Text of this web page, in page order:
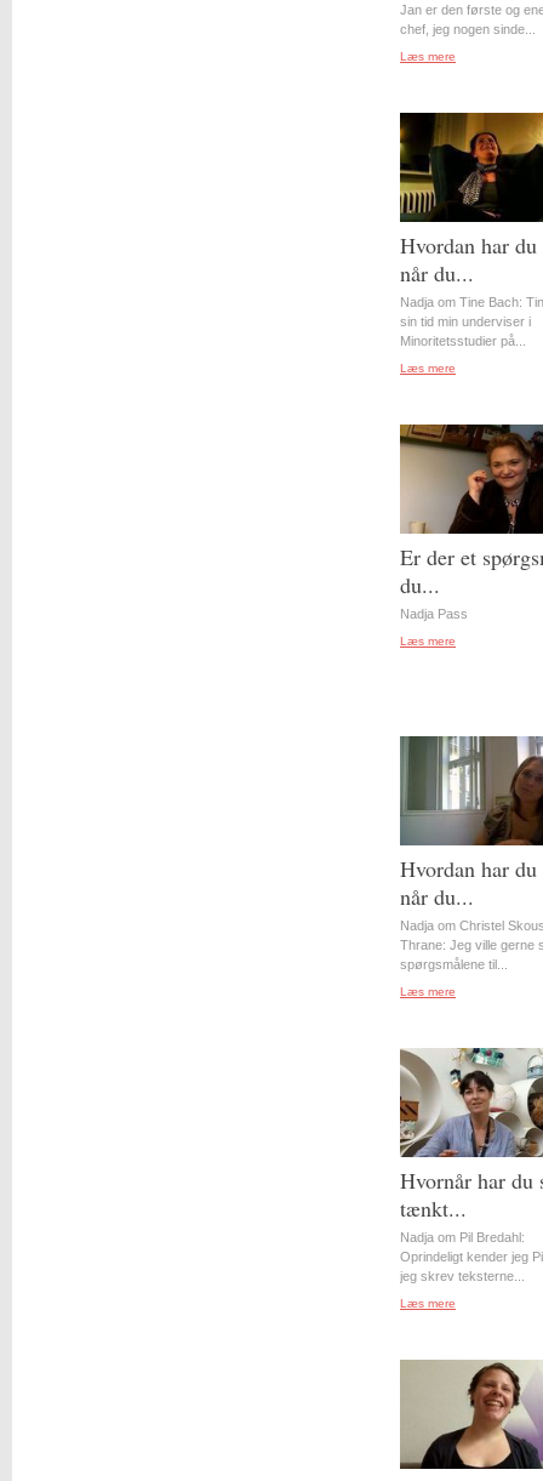
Jan er den første og
chef, jeg nogen sinde...
Læs mere
Hvordan har du
når du...
Nadja om Tine Bach:
sin tid min underviser i
Minoritetsstudier på...
Læs mere
Er der et
du...
Nadja Pass
Læs mere
Hvordan har du
når du...
Nadja om Christel
Thrane: Jeg ville gerne
spørgsmålene til...
Læs mere
Hvornår har du
tænkt...
Nadja om Pil Bredahl:
Oprindeligt kender jeg
jeg skrev teksterne...
Læs mere